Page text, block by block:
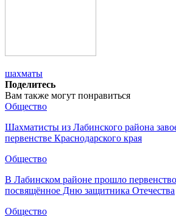
шахматы
Поделитесь
Вам также могут понравиться
Общество
Шахматисты из Лабинского района
первенстве Краснодарского края
Общество
В Лабинском районе прошло
посвящённое Дню защитника Отечества
Общество